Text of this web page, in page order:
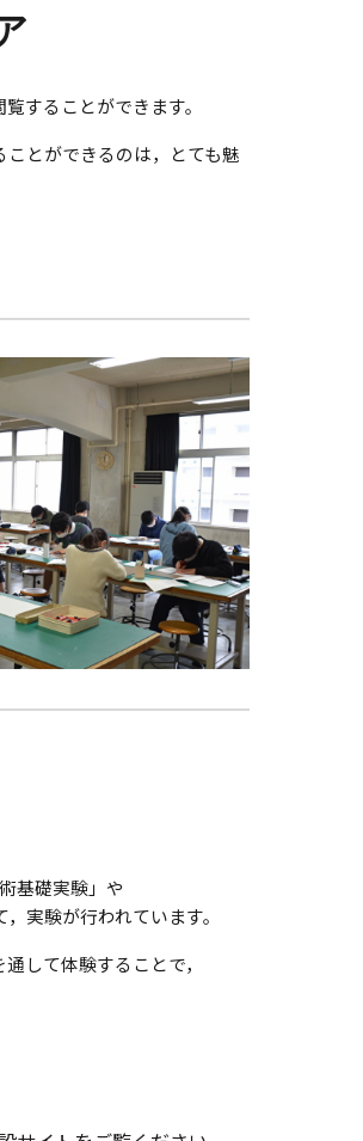
することができます。
とができるのは，とても魅
基礎実験」や
実験が行われています。
して体験することで，